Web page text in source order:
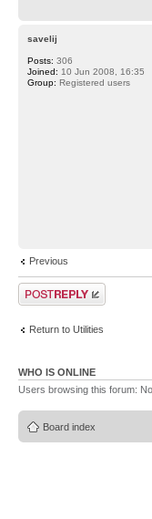
savelij
Posts: 306
Joined: 10 Jun 2008, 16:35
Group: Registered users
Previous
Post a reply
Return to Utilities
WHO IS ONLINE
Users browsing this forum:
Board index